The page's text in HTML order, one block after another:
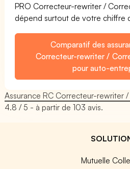
PRO Correcteur-rewriter /
dépend surtout de votre chiffre
Comparatif des
Correcteur-rewriter /
pour auto-
Assurance RC Correcteur-rewriter
4.8 / 5 - à partir de103 avis.
Mutuelle